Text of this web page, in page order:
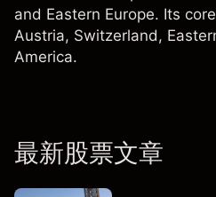
and Eastern Europe. Its
Austria, Switzerland,
America.
最新股票文章